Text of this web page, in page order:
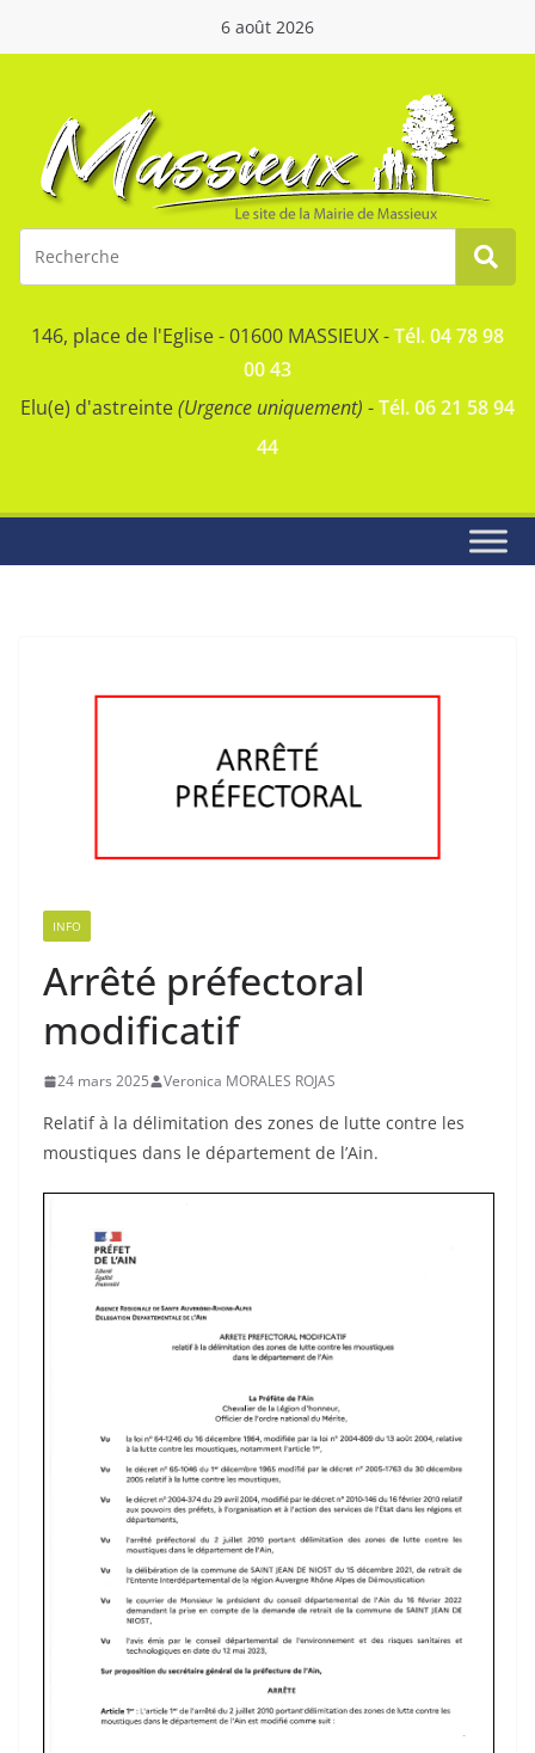
6 août 2026
146, place de l'Eglise - 01600 MASSIEUX -Tél. 04 78 98
00 43
Elu(e) d'astreinte(Urgence uniquement) -Tél. 06 21 58 94
44
INFO
Arrêté préfectoral
modificatif
24 mars 2025 Veronica MORALES ROJAS
Relatif à la délimitation des zones de lutte contre les
moustiques dans le département de l’Ain.